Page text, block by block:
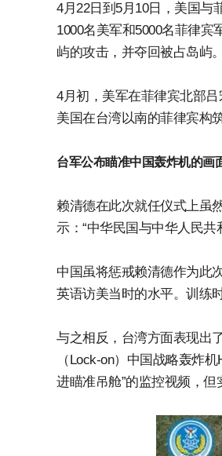
4月22日到5月10日，美国与
1000名美军和5000名菲律
屿的攻击，并夺回被占岛屿。
4月初，美军在菲律宾北部
美国在台湾以南的菲律宾构
台军公布瞄准中国轰炸机的画
赖清德在此次就任仪式上虽
示：“中华民国与中华人民共
中国虽将惩戒赖清德作为此
英语访美当时的水平。训练
与之相反，台湾方面表现出
（Lock-on）中国战略轰炸
进瞄准吊舱”的监控视频，但